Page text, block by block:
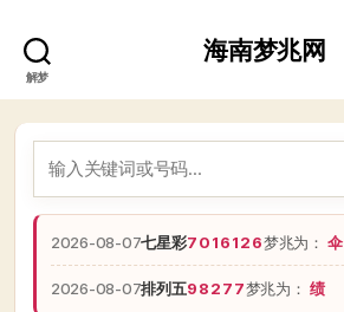
解梦
海南梦兆网
2026-08-07七星彩7016126梦兆为：伞
2026-08-07排列五98277梦兆为：绩